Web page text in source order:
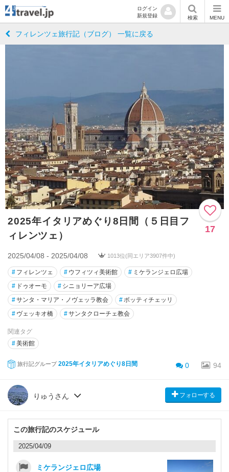
ログイン
新規登録
検索 MENU
フィレンツェ旅行記（ブログ） 一覧に戻る
2025年イタリアめぐり8日間（５日目フ
ィレンツェ）
17
2025/04/08 - 2025/04/08 1013位(同エリア3907件中)
# フィレンツェ # ウフィツィ美術館 # ミケランジェロ広場
# ドゥオーモ # シニョリーア広場
#サンタ・マリア・ノヴェッラ教会 #ボッティチェッリ
# ヴェッキオ橋 #サンタクローチェ教会
関連タグ
#美術館
旅行記グループ 2025年イタリアめぐり8日間 0 94
りゅうさん フォローする
この旅行記のスケジュール
2025/04/09
ミケランジェロ広場